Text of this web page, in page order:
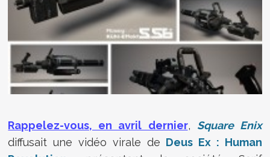
Rappelez-vous, en avril dernier, Square Enix
diffusait une vidéo virale de Deus Ex : Human